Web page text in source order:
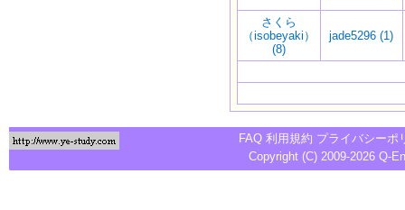
さくら
（isobeyaki）
(8)
jade5296 (1)
FAQ 利用規約 プライバシーポ
Copyright (C) 2009-2026 Q-